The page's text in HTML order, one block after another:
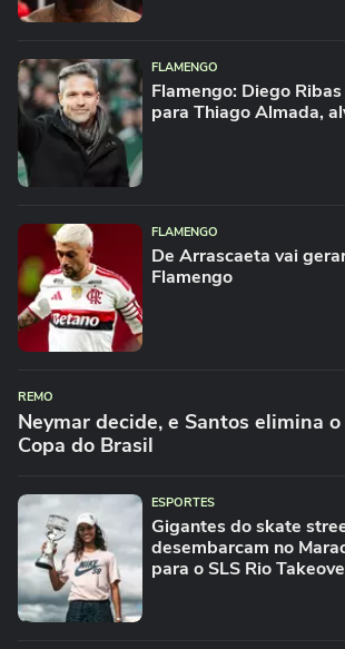
FLAMENGO
Flamengo: Diego
para Thiago Almada,
FLAMENGO
De Arrascaeta vai
Flamengo
REMO
Neymar decide, e Santos elimina
Copa do Brasil
ESPORTES
Gigantes do skate
desembarcam no
para o SLS Rio